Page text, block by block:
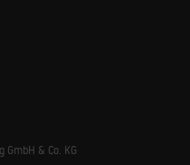
& Co. KG